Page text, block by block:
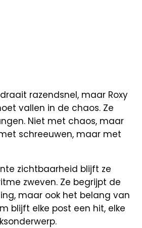
razendsnel, maar Roxy
vallen in de chaos. Ze
Niet met chaos, maar
schreeuwen, maar met
zichtbaarheid blijft ze
zweven. Ze begrijpt de
maar ook het belang van
blijft elke post een hit, elke